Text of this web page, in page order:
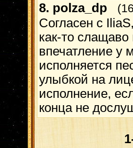
8. polza_dp
Согласен с
как-то
впечатление у
исполняется
улыбкой на
исполнение,
конца не